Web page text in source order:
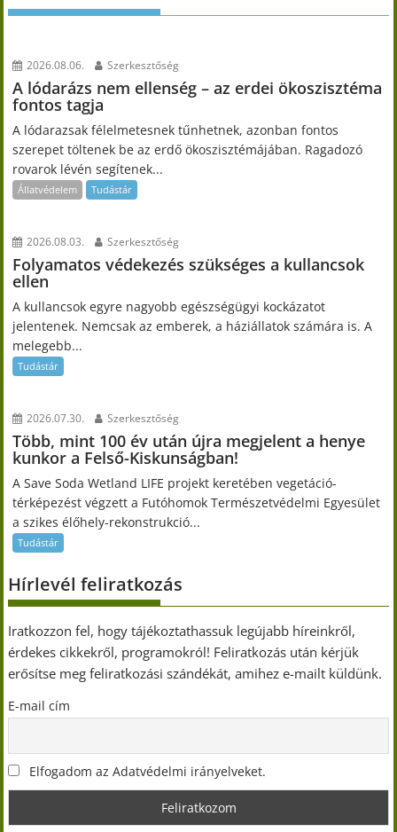
2026.08.06. Szerkesztőség
A lódarázs nem ellenség – az erdei ökoszisztéma
fontos tagja
A lódarazsak félelmetesnek tűnhetnek, azonban fontos
szerepet töltenek be az erdő ökoszisztémájában. Ragadozó
rovarok lévén segítenek...
Állatvédelem Tudástár
2026.08.03. Szerkesztőség
Folyamatos védekezés szükséges a kullancsok
ellen
A kullancsok egyre nagyobb egészségügyi kockázatot
jelentenek. Nemcsak az emberek, a háziállatok számára is. A
melegebb...
Tudástár
2026.07.30. Szerkesztőség
Több, mint 100 év után újra megjelent a henye
kunkor a Felső-Kiskunságban!
A Save Soda Wetland LIFE projekt keretében vegetáció-
térképezést végzett a Futóhomok Természetvédelmi Egyesület
a szikes élőhely-rekonstrukció...
Tudástár
Hírlevél feliratkozás
Iratkozzon fel, hogy tájékoztathassuk legújabb híreinkről,
érdekes cikkekről, programokról! Feliratkozás után kérjük
erősítse meg feliratkozási szándékát, amihez e-mailt küldünk.
E-mail cím
Elfogadom az Adatvédelmi irányelveket.